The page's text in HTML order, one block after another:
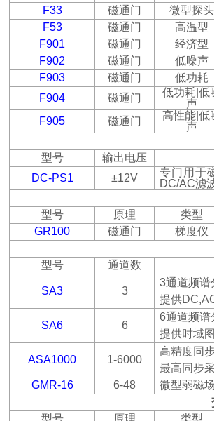
F33
磁通门
微型探头
F53
磁通门
高温型
F901
磁通门
经济型
F902
磁通门
低噪声
F903
磁通门
低功耗
F904
磁通门 低功耗 低噪
声
F905
磁通门 高性能 低噪
声
型号
输出电压
DC-PS1
±12V
专门用于磁
DC/AC滤波
型号 原理
类型
GR100
磁通门 梯度仪
型号 通道数
SA3 3
3通道频谱分
提供DC,AC
SA6 6
6通道频谱分
提供时域图
ASA1000 1-6000
高精度同步
最高同步采
GMR-16
6-48 微型弱磁场
型号 原理 类型